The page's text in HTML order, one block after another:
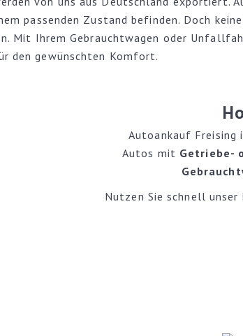
passenden Zustand befinden. Doch
Mit Ihrem Gebrauchtwagen oder
den gewünschten Komfort.
Autoankauf
Autos mit Getriebe-
Nutzen Sie schnell